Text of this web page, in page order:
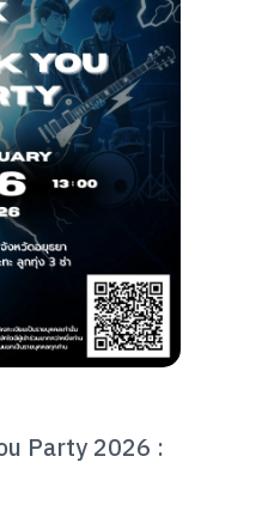
Party 2026 :